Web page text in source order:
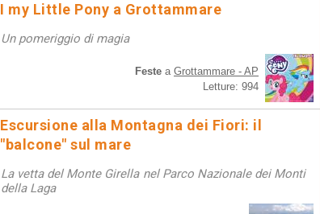
I my Little Pony a Grottammare
Un pomeriggio di magia
Feste a Grottammare - AP
Letture: 994
Escursione alla Montagna dei Fiori: il
"balcone" sul mare
La vetta del Monte Girella nel Parco Nazionale dei Monti
della Laga